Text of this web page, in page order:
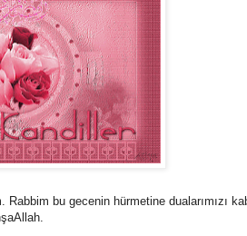
bu gecenin hürmetine dualarımızı